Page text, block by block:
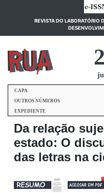
REVISTA DO LABORATÓRIO
CAPA
OUTROS NÚMEROS
EXPEDIENTE
Da relação
estado: O
das letras na